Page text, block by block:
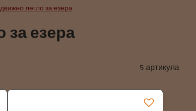
легло за езера
за езера
5 артикула